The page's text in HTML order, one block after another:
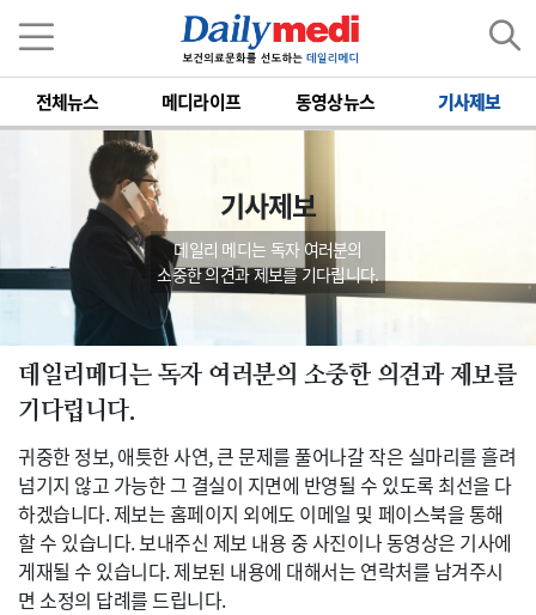
전체뉴스 메디라이프 동영상뉴스 기사제보
기사제보
데일리 메디는 독자 여러분의
소중한 의견과 제보를 기다립니다.
데일리메디는 독자 여러분의 소중한 의견과 제보를
기다립니다.
귀중한 정보, 애틋한 사연, 큰 문제를 풀어나갈 작은 실마리를 흘려
넘기지 않고 가능한 그 결실이 지면에 반영될 수 있도록 최선을 다
하겠습니다. 제보는 홈페이지 외에도 이메일 및 페이스북을 통해
할 수 있습니다. 보내주신 제보 내용 중 사진이나 동영상은 기사에
게재될 수 있습니다. 제보된 내용에 대해서는 연락처를 남겨주시
면 소정의 답례를 드립니다.